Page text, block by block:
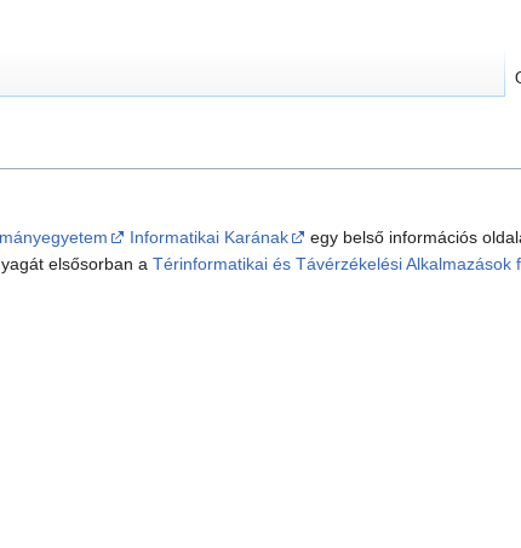
Informatikai Karának egy belső információs
elsősorban a Térinformatikai és Távérzékelési Alkalmazások